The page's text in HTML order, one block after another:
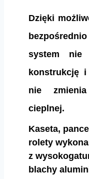
Dzięki
system nie
konstrukcję
nie
cieplnej.
Kaseta,
rolety
z
blachy